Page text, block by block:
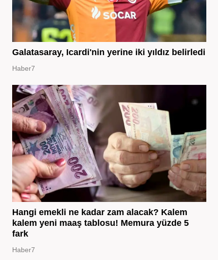
Galatasaray, Icardi'nin yerine iki yıldız belirledi
Haber7
Hangi emekli ne kadar zam alacak? Kalem
kalem yeni maaş tablosu! Memura yüzde 5
fark
Haber7